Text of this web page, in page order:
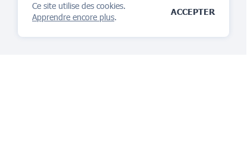
Ce site utilise des cookies.
Apprendre encore plus.
ACCEPTER